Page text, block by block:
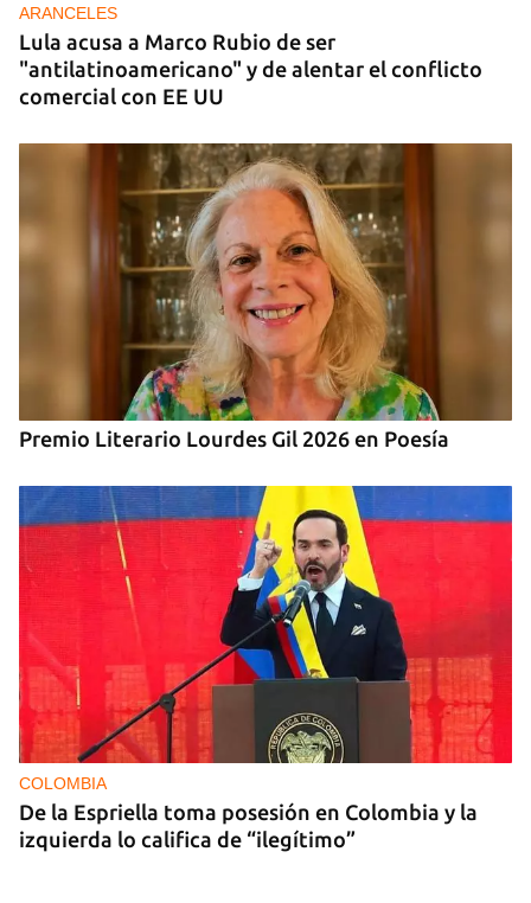
ARANCELES
Lula acusa a Marco Rubio de ser
"antilatinoamericano" y de alentar el conflicto
comercial con EE UU
Premio Literario Lourdes Gil 2026 en Poesía
COLOMBIA
De la Espriella toma posesión en Colombia y la
izquierda lo califica de “ilegítimo”